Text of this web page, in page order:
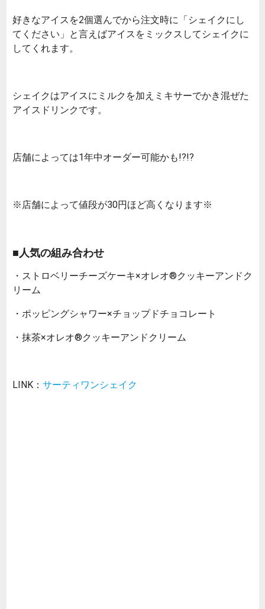
好きなアイスを2個選んでから注文時に「シェイクにし
てください」と言えばアイスをミックスしてシェイクに
してくれます。
シェイクはアイスにミルクを加えミキサーでかき混ぜた
アイスドリンクです。
店舗によっては1年中オーダー可能かも!?!?
※店舗によって値段が30円ほど高くなります※
■人気の組み合わせ
・ストロベリーチーズケーキ×オレオ®クッキーアンドク
リーム
・ポッピングシャワー×チョップドチョコレート
・抹茶×オレオ®クッキーアンドクリーム
LINK： サーティワンシェイク